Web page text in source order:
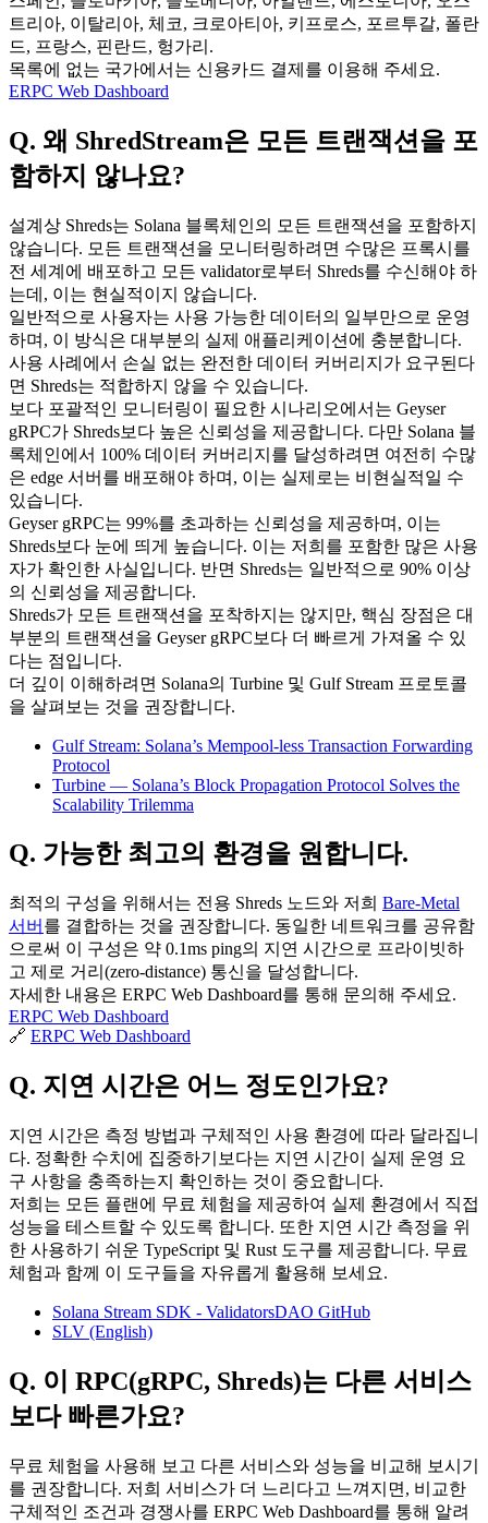
트리아, 이탈리아, 체코, 크로아티아, 키프로스, 포르투갈, 폴란
드, 프랑스, 핀란드, 헝가리.
목록에 없는 국가에서는 신용카드 결제를 이용해 주세요.
ERPC Web Dashboard
Q. 왜 ShredStream은 모든 트랜잭션을 포
함하지 않나요?
설계상 Shreds는 Solana 블록체인의 모든 트랜잭션을 포함하지
않습니다. 모든 트랜잭션을 모니터링하려면 수많은 프록시를
전 세계에 배포하고 모든 validator로부터 Shreds를 수신해야 하
는데, 이는 현실적이지 않습니다.
일반적으로 사용자는 사용 가능한 데이터의 일부만으로 운영
하며, 이 방식은 대부분의 실제 애플리케이션에 충분합니다.
사용 사례에서 손실 없는 완전한 데이터 커버리지가 요구된다
면 Shreds는 적합하지 않을 수 있습니다.
보다 포괄적인 모니터링이 필요한 시나리오에서는 Geyser
gRPC가 Shreds보다 높은 신뢰성을 제공합니다. 다만 Solana 블
록체인에서 100% 데이터 커버리지를 달성하려면 여전히 수많
은 edge 서버를 배포해야 하며, 이는 실제로는 비현실적일 수
있습니다.
Geyser gRPC는 99%를 초과하는 신뢰성을 제공하며, 이는
Shreds보다 눈에 띄게 높습니다. 이는 저희를 포함한 많은 사용
자가 확인한 사실입니다. 반면 Shreds는 일반적으로 90% 이상
의 신뢰성을 제공합니다.
Shreds가 모든 트랜잭션을 포착하지는 않지만, 핵심 장점은 대
부분의 트랜잭션을 Geyser gRPC보다 더 빠르게 가져올 수 있
다는 점입니다.
더 깊이 이해하려면 Solana의 Turbine 및 Gulf Stream 프로토콜
을 살펴보는 것을 권장합니다.
Gulf Stream: Solana’s Mempool-less Transaction Forwarding
Protocol
Turbine — Solana’s Block Propagation Protocol Solves the
Scalability Trilemma
Q. 가능한 최고의 환경을 원합니다.
최적의 구성을 위해서는 전용 Shreds 노드와 저희 Bare-Metal
서버 를 결합하는 것을 권장합니다. 동일한 네트워크를 공유함
으로써 이 구성은 약 0.1ms ping의 지연 시간으로 프라이빗하
고 제로 거리(zero-distance) 통신을 달성합니다.
자세한 내용은 ERPC Web Dashboard를 통해 문의해 주세요.
ERPC Web Dashboard
🔗 ERPC Web Dashboard
Q. 지연 시간은 어느 정도인가요?
지연 시간은 측정 방법과 구체적인 사용 환경에 따라 달라집니
다. 정확한 수치에 집중하기보다는 지연 시간이 실제 운영 요
구 사항을 충족하는지 확인하는 것이 중요합니다.
저희는 모든 플랜에 무료 체험을 제공하여 실제 환경에서 직접
성능을 테스트할 수 있도록 합니다. 또한 지연 시간 측정을 위
한 사용하기 쉬운 TypeScript 및 Rust 도구를 제공합니다. 무료
체험과 함께 이 도구들을 자유롭게 활용해 보세요.
Solana Stream SDK - ValidatorsDAO GitHub
SLV (English)
Q. 이 RPC(gRPC, Shreds)는 다른 서비스
보다 빠른가요?
무료 체험을 사용해 보고 다른 서비스와 성능을 비교해 보시기
를 권장합니다. 저희 서비스가 더 느리다고 느껴지면, 비교한
구체적인 조건과 경쟁사를 ERPC Web Dashboard를 통해 알려